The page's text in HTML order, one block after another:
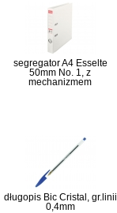
segregator A4 Esselte
50mm No. 1, z
mechanizmem
długopis Bic Cristal, gr.linii
0,4mm